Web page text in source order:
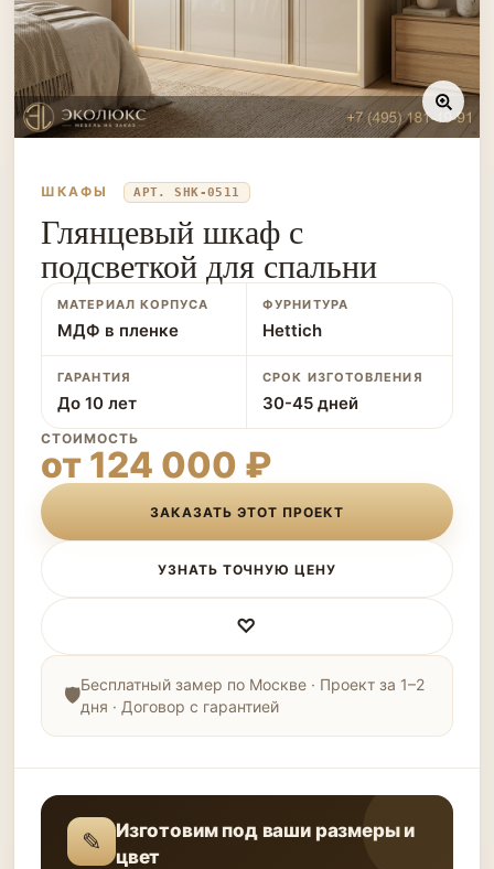
ШКАФЫ АРТ. SHK-0511
Глянцевый шкаф с
подсветкой для спальни
МАТЕРИАЛ КОРПУСА
МДФ в пленке
ФУРНИТУРА
Hettich
ГАРАНТИЯ
До 10 лет
СРОК ИЗГОТОВЛЕНИЯ
30-45 дней
СТОИМОСТЬ
от 124 000 ₽
ЗАКАЗАТЬ ЭТОТ ПРОЕКТ
УЗНАТЬ ТОЧНУЮ ЦЕНУ
♡
Бесплатный замер по Москве · Проект за 1–2
дня · Договор с гарантией
✎
Изготовим под ваши размеры и
цвет